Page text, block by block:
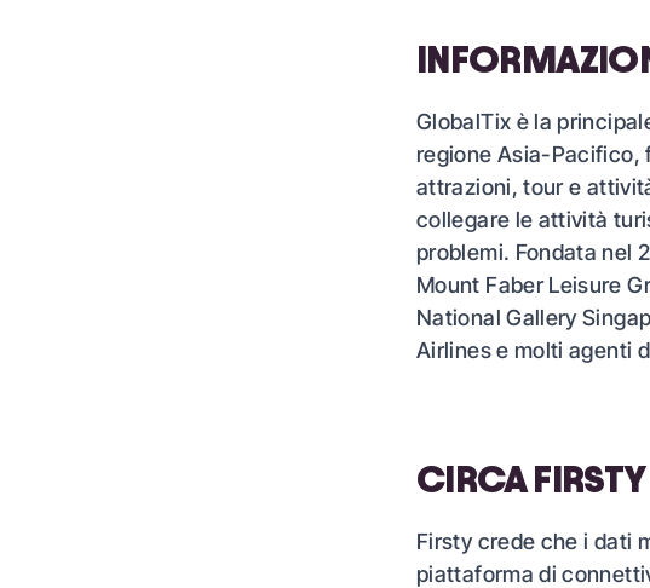
GlobalTix è la
regione Asia-Pacifico,
attrazioni, tour e
collegare le attività
problemi. Fondata nel
Mount Faber Leisure
National Gallery
Airlines e molti agenti
CIRCA FIRSTY
Firsty crede che i dati
piattaforma di